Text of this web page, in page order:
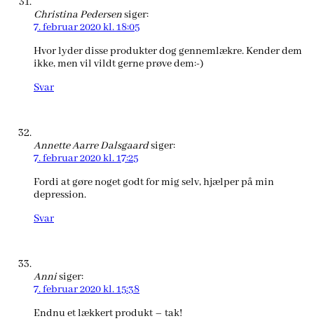
Christina Pedersensiger:
7. februar 2020 kl. 18:05
Hvor lyder disse produkter dog gennemlækre. Kender dem
ikke, men vil vildt gerne prøve dem:-)
Svar
Annette Aarre Dalsgaardsiger:
7. februar 2020 kl. 17:25
Fordi at gøre noget godt for mig selv, hjælper på min
depression.
Svar
Annisiger:
7. februar 2020 kl. 15:38
Endnu et lækkert produkt – tak!